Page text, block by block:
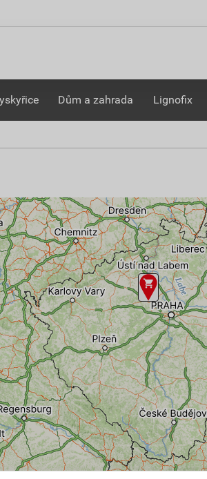
Dům a zahrada Lignofix